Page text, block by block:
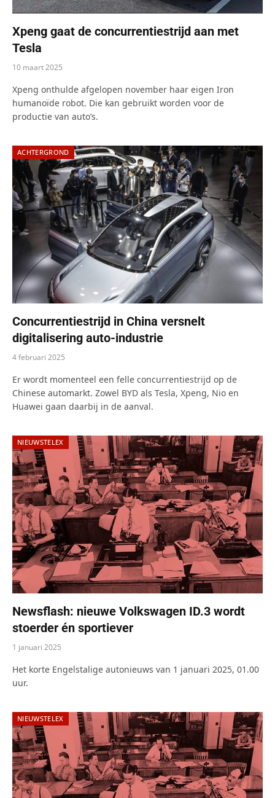
Xpeng gaat de concurrentiestrijd aan met
Tesla
10 maart 2025
Xpeng onthulde afgelopen november haar eigen Iron
humanoïde robot. Die kan gebruikt worden voor de
productie van auto’s.
ACHTERGROND
Concurrentiestrijd in China versnelt
digitalisering auto-industrie
4 februari 2025
Er wordt momenteel een felle concurrentiestrijd op de
Chinese automarkt. Zowel BYD als Tesla, Xpeng, Nio en
Huawei gaan daarbij in de aanval.
NIEUWSTELEX
Newsflash: nieuwe Volkswagen ID.3 wordt
stoerder én sportiever
1 januari 2025
Het korte Engelstalige autonieuws van 1 januari 2025, 01.00
uur.
NIEUWSTELEX